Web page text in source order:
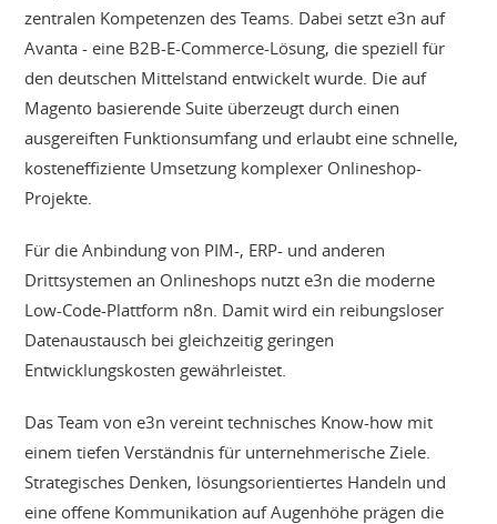
zentralen Kompetenzen des Teams. Dabei setzt e3n auf
Avanta - eine B2B-E-Commerce-Lösung, die speziell für
den deutschen Mittelstand entwickelt wurde. Die auf
Magento basierende Suite überzeugt durch einen
ausgereiften Funktionsumfang und erlaubt eine schnelle,
kosteneffiziente Umsetzung komplexer Onlineshop-
Projekte.
Für die Anbindung von PIM-, ERP- und anderen
Drittsystemen an Onlineshops nutzt e3n die moderne
Low-Code-Plattform n8n. Damit wird ein reibungsloser
Datenaustausch bei gleichzeitig geringen
Entwicklungskosten gewährleistet.
Das Team von e3n vereint technisches Know-how mit
einem tiefen Verständnis für unternehmerische Ziele.
Strategisches Denken, lösungsorientiertes Handeln und
eine offene Kommunikation auf Augenhöhe prägen die